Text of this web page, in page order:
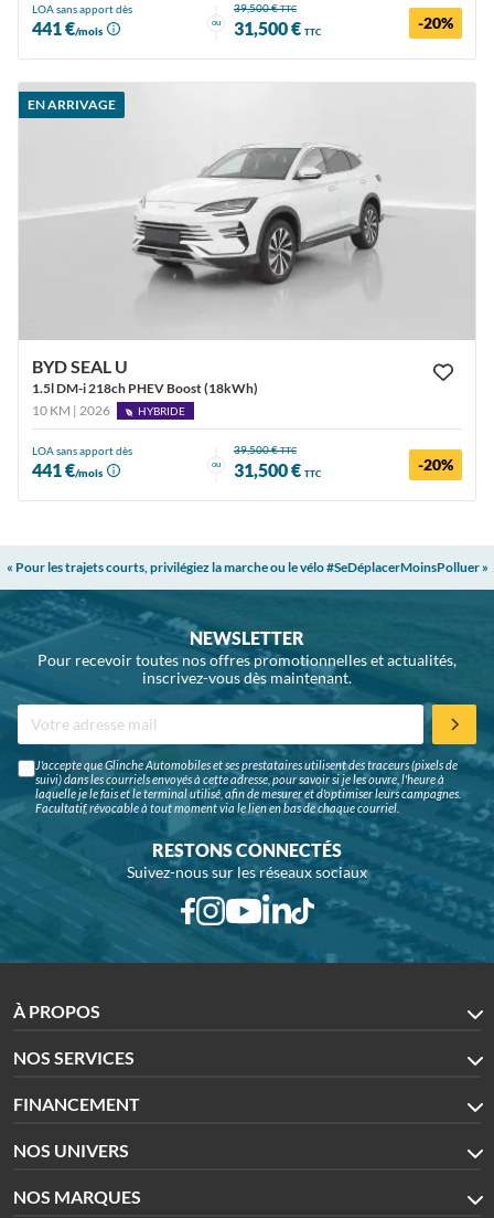
LOA sans apport dès
441 €/mois
ou
39,500 €TTC
31,500 € TTC -20%
EN ARRIVAGE
BYD SEAL U
1.5l DM-i 218ch PHEV Boost (18kWh)
10 KM | 2026
HYBRIDE
LOA sans apport dès
441 €/mois
ou
39,500 €TTC
31,500 € TTC -20%
« Pour les trajets courts, privilégiez la marche ou le vélo #SeDéplacerMoinsPolluer »
NEWSLETTER
Pour recevoir toutes nos offres promotionnelles et actualités,
inscrivez-vous dès maintenant.
J'accepte que Glinche Automobiles et ses prestataires utilisent des traceurs (pixels de
suivi) dans les courriels envoyés à cette adresse, pour savoir si je les ouvre, l'heure à
laquelle je le fais et le terminal utilisé, afin de mesurer et d'optimiser leurs campagnes.
Facultatif, révocable à tout moment via le lien en bas de chaque courriel.
RESTONS CONNECTÉS
Suivez-nous sur les réseaux sociaux
À PROPOS
NOS SERVICES
FINANCEMENT
NOS UNIVERS
NOS MARQUES